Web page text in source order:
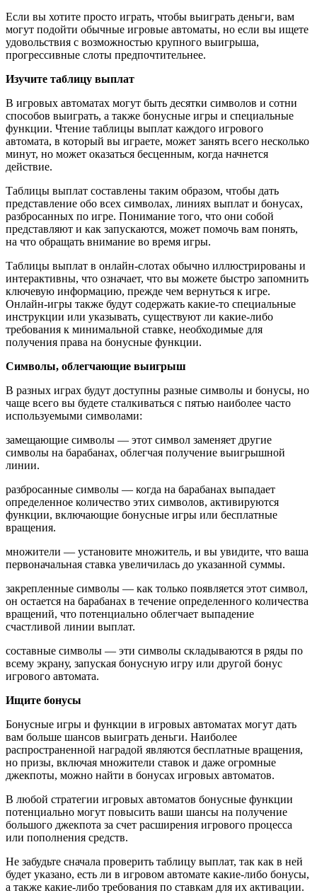
Если вы хотите просто играть, чтобы выиграть деньги, вам
могут подойти обычные игровые автоматы, но если вы ищете
удовольствия с возможностью крупного выигрыша,
прогрессивные слоты предпочтительнее.
Изучите таблицу выплат
В игровых автоматах могут быть десятки символов и сотни
способов выиграть, а также бонусные игры и специальные
функции. Чтение таблицы выплат каждого игрового
автомата, в который вы играете, может занять всего несколько
минут, но может оказаться бесценным, когда начнется
действие.
Таблицы выплат составлены таким образом, чтобы дать
представление обо всех символах, линиях выплат и бонусах,
разбросанных по игре. Понимание того, что они собой
представляют и как запускаются, может помочь вам понять,
на что обращать внимание во время игры.
Таблицы выплат в онлайн-слотах обычно иллюстрированы и
интерактивны, что означает, что вы можете быстро запомнить
ключевую информацию, прежде чем вернуться к игре.
Онлайн-игры также будут содержать какие-то специальные
инструкции или указывать, существуют ли какие-либо
требования к минимальной ставке, необходимые для
получения права на бонусные функции.
Символы, облегчающие выигрыш
В разных играх будут доступны разные символы и бонусы, но
чаще всего вы будете сталкиваться с пятью наиболее часто
используемыми символами:
замещающие символы — этот символ заменяет другие
символы на барабанах, облегчая получение выигрышной
линии.
разбросанные символы — когда на барабанах выпадает
определенное количество этих символов, активируются
функции, включающие бонусные игры или бесплатные
вращения.
множители — установите множитель, и вы увидите, что ваша
первоначальная ставка увеличилась до указанной суммы.
закрепленные символы — как только появляется этот символ,
он остается на барабанах в течение определенного количества
вращений, что потенциально облегчает выпадение
счастливой линии выплат.
составные символы — эти символы складываются в ряды по
всему экрану, запуская бонусную игру или другой бонус
игрового автомата.
Ищите бонусы
Бонусные игры и функции в игровых автоматах могут дать
вам больше шансов выиграть деньги. Наиболее
распространенной наградой являются бесплатные вращения,
но призы, включая множители ставок и даже огромные
джекпоты, можно найти в бонусах игровых автоматов.
В любой стратегии игровых автоматов бонусные функции
потенциально могут повысить ваши шансы на получение
большого джекпота за счет расширения игрового процесса
или пополнения средств.
Не забудьте сначала проверить таблицу выплат, так как в ней
будет указано, есть ли в игровом автомате какие-либо бонусы,
а также какие-либо требования по ставкам для их активации.